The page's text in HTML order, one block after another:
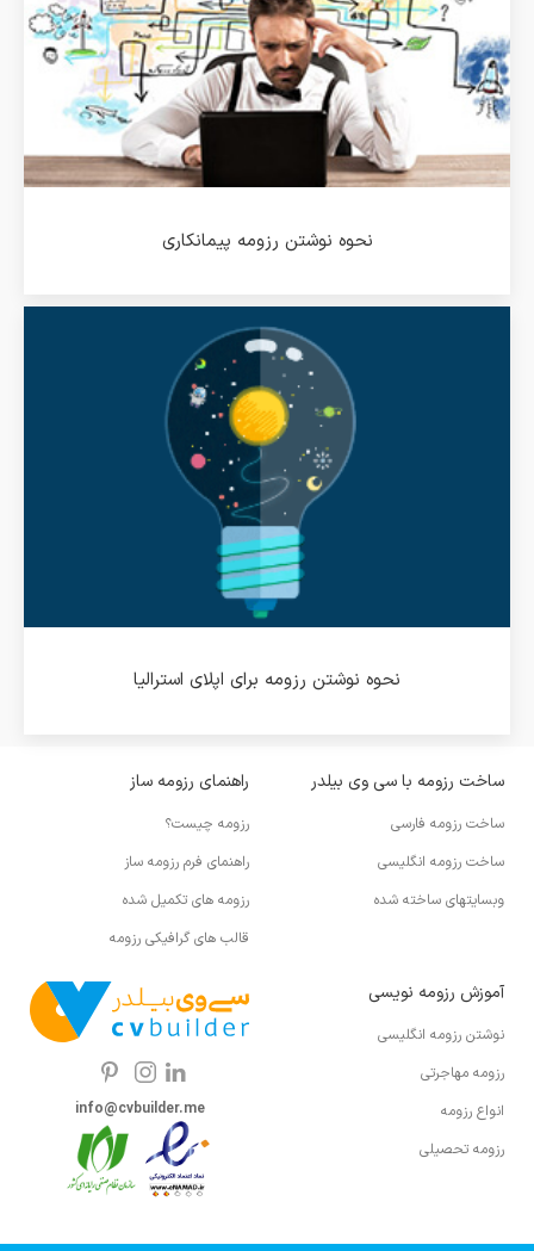
نحوه نوشتن رزومه پیمانکاری
نحوه نوشتن رزومه برای اپلای استرالیا
ساخت رزومه با سی وی بیلدر
ساخت رزومه فارسی
ساخت رزومه انگلیسی
وبسایتهای ساخته شده
راهنمای رزومه ساز
رزومه چیست؟
راهنمای فرم رزومه ساز
رزومه های تکمیل شده
قالب های گرافیکی رزومه
آموزش رزومه نویسی
نوشتن رزومه انگلیسی
رزومه مهاجرتی
انواع رزومه
رزومه تحصیلی
info@cvbuilder.me